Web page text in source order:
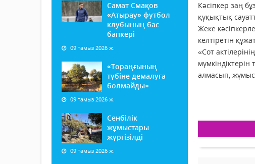
Самат Смақов
«Атырау» футбол
клубының бас
бапкері
09 тамыз 2026 ж.
«Тораңғының
түбіне демалуға
болмайды»
09 тамыз 2026 ж.
Сенбілік
жұмыстары
жүргізілді
09 тамыз 2026 ж.
Кәсіпкер заң
құқықтық
Жеке
келтіретін
«Сот
алмасып,